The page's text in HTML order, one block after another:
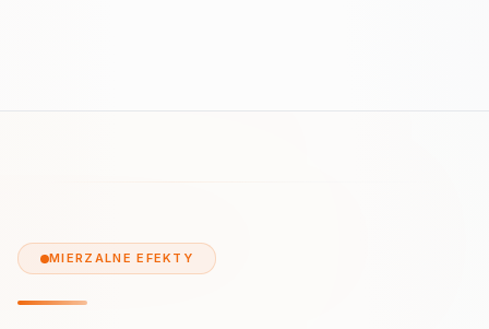
MIERZALNE EFEKTY